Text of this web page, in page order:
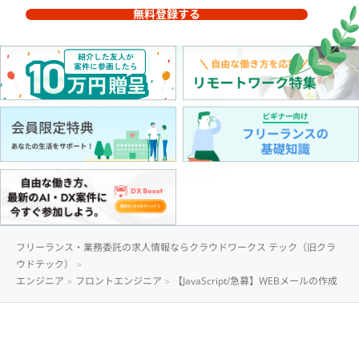
無料登録する
フリーランス・業務委託の求人情報ならクラウドワークス テック（旧クラ
ウドテック）
エンジニア
フロントエンジニア 【JavaScript/急募】WEBメールの作成